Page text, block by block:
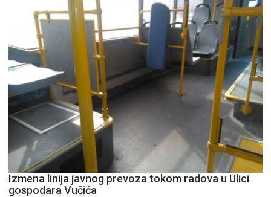
Izmena linija javnog prevoza tokom radova u Ulici
gospodara Vučića